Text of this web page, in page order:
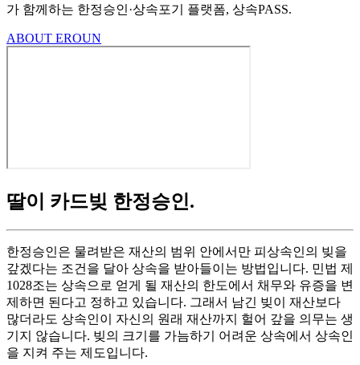
가 함께하는 한정승인·상속포기 플랫폼, 상속PASS.
ABOUT EROUN
딸이 카드빚 한정승인.
한정승인은 물려받은 재산의 범위 안에서만 피상속인의 빚을
갚겠다는 조건을 달아 상속을 받아들이는 방법입니다. 민법 제
1028조는 상속으로 얻게 될 재산의 한도에서 채무와 유증을 변
제하면 된다고 정하고 있습니다. 그래서 남긴 빚이 재산보다
많더라도 상속인이 자신의 원래 재산까지 헐어 갚을 의무는 생
기지 않습니다. 빚의 크기를 가늠하기 어려운 상속에서 상속인
을 지켜 주는 제도입니다.